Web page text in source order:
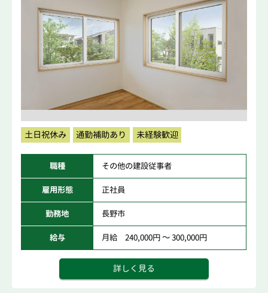
土日祝休み 通勤補助あり 未経験歓迎
職種 その他の建設従事者
雇用形態 正社員
勤務地 長野市
給与 月給 240,000円 ～ 300,000円
詳しく見る